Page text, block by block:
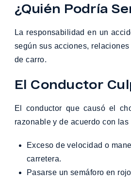
¿Quién Podría
La responsabilidad en un
según sus acciones,
de carro.
El Conductor
El conductor que causó el
razonable y de acuerdo con
Exceso de velocidad o manejar demasiado rápido para las condiciones de la
carretera.
Pasarse un semáforo en